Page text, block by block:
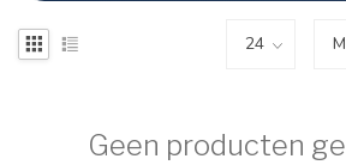
Geen producten